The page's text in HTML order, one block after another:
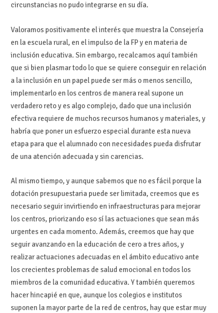
circunstancias no pudo integrarse en su día.
Valoramos positivamente el interés que muestra la Consejería
en la escuela rural, en el impulso de la FP y en materia de
inclusión educativa. Sin embargo, recalcamos aquí también
que si bien plasmar todo lo que se quiere conseguir en relación
a la inclusión en un papel puede ser más o menos sencillo,
implementarlo en los centros de manera real supone un
verdadero reto y es algo complejo, dado que una inclusión
efectiva requiere de muchos recursos humanos y materiales, y
habría que poner un esfuerzo especial durante esta nueva
etapa para que el alumnado con necesidades pueda disfrutar
de una atención adecuada y sin carencias.
Al mismo tiempo, y aunque sabemos que no es fácil porque la
dotación presupuestaria puede ser limitada, creemos que es
necesario seguir invirtiendo en infraestructuras para mejorar
los centros, priorizando eso sí las actuaciones que sean más
urgentes en cada momento. Además, creemos que hay que
seguir avanzando en la educación de cero a tres años, y
realizar actuaciones adecuadas en el ámbito educativo ante
los crecientes problemas de salud emocional en todos los
miembros de la comunidad educativa. Y también queremos
hacer hincapié en que, aunque los colegios e institutos
suponen la mayor parte de la red de centros, hay que estar muy